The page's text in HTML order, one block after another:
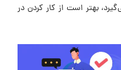
بهتر است از کار کردن در